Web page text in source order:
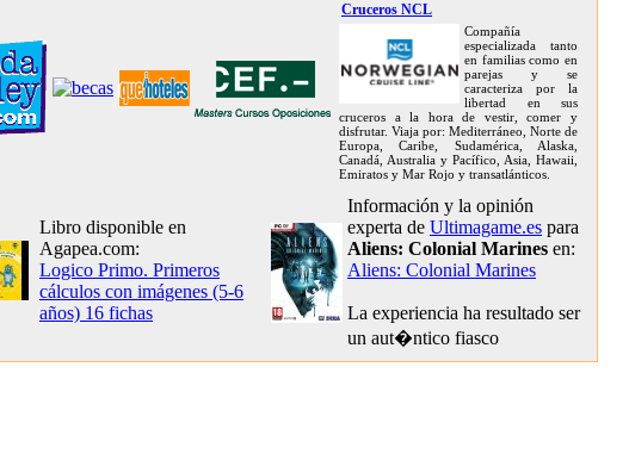
Cruceros NCL
Compañía
especializada tanto
en familias como en
parejas y se
caracteriza por la
libertad en sus
cruceros a la hora de vestir, comer y
disfrutar. Viaja por: Mediterráneo, Norte de
Europa, Caribe, Sudamérica, Alaska,
Canadá, Australia y Pacífico, Asia, Hawaii,
Emiratos y Mar Rojo y transatlánticos.
Libro disponible en
Agapea.com:
Logico Primo. Primeros
cálculos con imágenes (5-6
años) 16 fichas
Información y la opinión
experta de Ultimagame.es para
Aliens: Colonial Marines en:
Aliens: Colonial Marines
La experiencia ha resultado ser
un aut�ntico fiasco